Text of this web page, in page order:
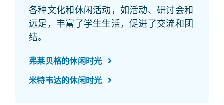
各种文化和休闲活动，如活动、研讨会和
远足，丰富了学生生活，促进了交流和团
结。
弗莱贝格的休闲时光
米特韦达的休闲时光